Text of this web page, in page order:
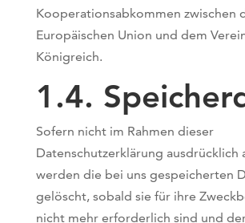
Kooperationsabkommen zwischen
Europäischen Union und dem
Königreich.
1.4.
Sofern nicht im Rahmen dieser
Datenschutzerklärung ausdrücklich
werden die bei uns gespeicherten
gelöscht, sobald sie für ihre
nicht mehr erforderlich sind und